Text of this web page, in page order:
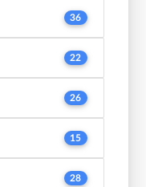
36
22
26
15
28